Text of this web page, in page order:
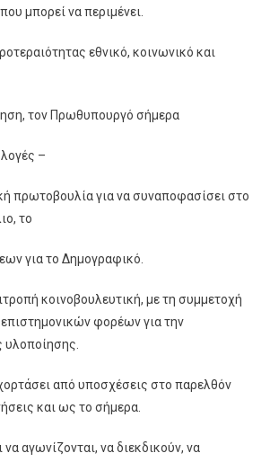
μπορεί να περιμένει.
εθνικό, κοινωνικό και
τον Πρωθυπουργό σήμερα
–
πρωτοβουλία για να συναποφασίσει στο
το
για το Δημογραφικό.
κοινοβουλευτική, με τη συμμετοχή
φορέων για την
από υποσχέσεις στο παρελθόν
και ως το σήμερα.
να αγωνίζονται, να διεκδικούν, να